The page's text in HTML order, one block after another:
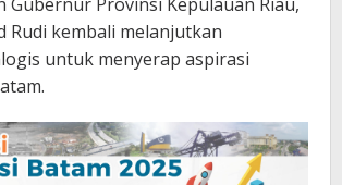
Rudi kembali melanjutkan
untuk menyerap aspirasi